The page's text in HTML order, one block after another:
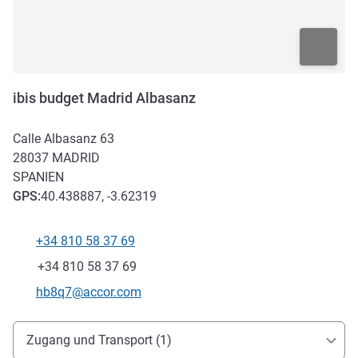
ibis budget Madrid Albasanz
Calle Albasanz 63
28037 MADRID
SPANIEN
GPS:40.438887, -3.62319
+34 810 58 37 69
Fax
+34 810 58 37 69
Kontakt-E-Mail
hb8q7@accor.com
Erreichbarkeit und Anbindung
Zugang und Transport (1)